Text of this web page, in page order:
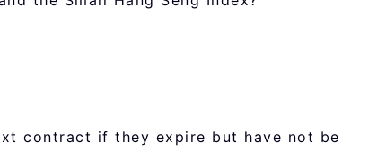
contract if they expire but have not be